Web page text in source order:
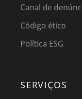
Canal de
Código ético
Política ESG
SERVIÇOS